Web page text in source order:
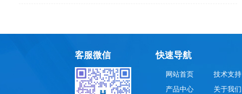
客服微信 快速导航
网站首页
产品中心
技术支持
关于我们